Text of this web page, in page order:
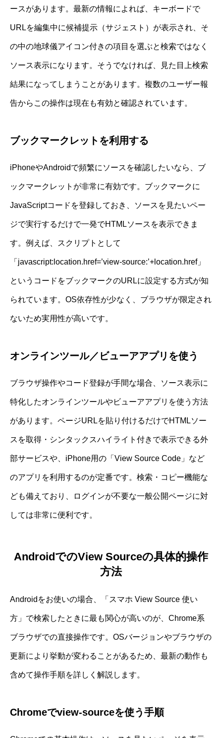
ースがあります。最新の情報によれば、キーボードで
URLを編集中に候補提示（サジェスト）が表示され、そ
の中の地球儀アイコン付きの項目を選ぶと検索ではなく
ソース表示になります。そうでなければ、見た目上検索
結果になってしまうことがあります。複数のユーザー報
告からこの操作は現在も有効と確認されています。
ブックマークレットを利用する
iPhoneやAndroidで頻繁にソースを確認したいなら、ブ
ックマークレットが非常に有効です。ブックマークに
JavaScriptコードを登録しておき、ソースを見たいペー
ジで実行するだけで一発でHTMLソースを表示できま
す。例えば、スクリプトとして
「javascript:location.href=’view-source:’+location.href」
というコードをブックマークのURLに設定する方式が知
られています。OS依存性が少なく、ブラウザが限定され
ないため実用性が高いです。
オンラインツール／ビューアアプリを使う
ブラウザ操作やコード登録が手間な場合、ソース表示に
特化したオンラインツールやビューアアプリを使う方法
があります。ページURLを貼り付けるだけでHTMLソー
スを取得・シンタックスハイライト付きで表示できる外
部サービスや、iPhone用の「View Source Code」など
のアプリを利用するのが定番です。検索・コピー機能な
ども備えており、ログインが不要な一般公開ページに対
しては非常に便利です。
AndroidでのView Sourceの具体的操作
方法
Androidをお使いの場合、「スマホ View Source 使い
方」で検索したときに最も関心が高いのが、Chrome系
ブラウザでの直接操作です。OSバージョンやブラウザの
更新により挙動が変わることがあるため、最新の動作も
含めて操作手順を詳しく解説します。
Chromeでview-sourceを使う手順